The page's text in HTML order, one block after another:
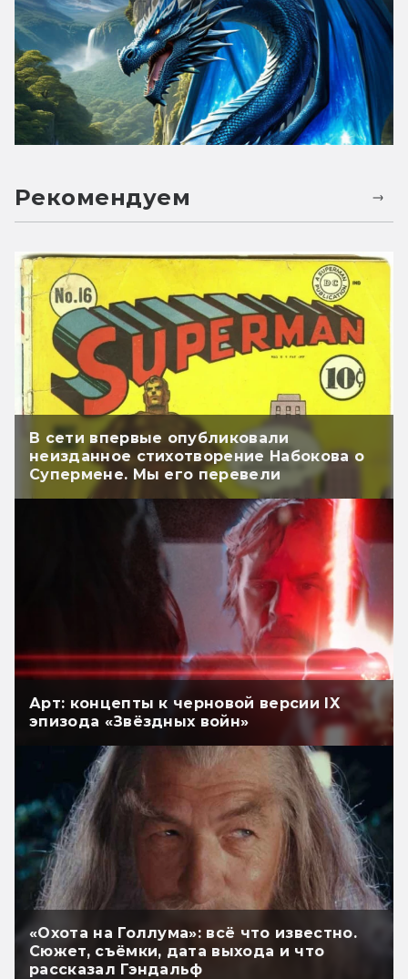
Рекомендуем
В сети впервые опубликовали
неизданное стихотворение Набокова о
Супермене. Мы его перевели
Арт: концепты к черновой версии IX
эпизода «Звёздных войн»
«Охота на Голлума»: всё что известно.
Сюжет, съёмки, дата выхода и что
рассказал Гэндальф